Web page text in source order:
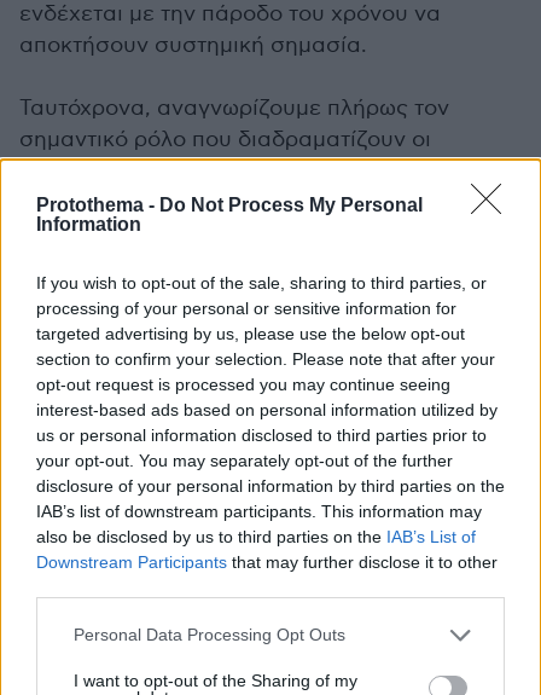
Protothema - Do Not Process My Personal
Information
If you wish to opt-out of the sale, sharing to third parties, or
processing of your personal or sensitive information for
targeted advertising by us, please use the below opt-out
section to confirm your selection. Please note that after your
opt-out request is processed you may continue seeing
interest-based ads based on personal information utilized by
us or personal information disclosed to third parties prior to
your opt-out. You may separately opt-out of the further
disclosure of your personal information by third parties on the
IAB’s list of downstream participants. This information may
also be disclosed by us to third parties on the IAB’s List of
Downstream Participants that may further disclose it to other
Please note that this website/app uses one or more Google
not limited to your visit or usage behaviour. You may click to
Personal Data Processing Opt Outs
I want to opt-out of the Sharing of my
ενδέχεται με την πάροδο του χρόνου να
αποκτήσουν συστημική σημασία.
Ταυτόχρονα, αναγνωρίζουμε πλήρως τον
σημαντικό ρόλο που διαδραματίζουν οι
μελλοντικό πλαίσιο θα πρέπει να βασίζεται σε
μια ουσιαστική σχέση συνεργασίας μεταξύ της
αξιοποιώντας πλήρως την τεχνογνωσία και τις
δυνατότητες που διαθέτει κάθε πλευρά.
Ο κανόνας είναι απλός: η Ευρώπη πρέπει να
ρυθμίζει ό,τι είναι ευρωπαϊκό και οι εθνικές
αρχές να εποπτεύουν ό,τι είναι εθνικό.
Επιτρέψτε μου να ολοκληρώσω με μια
τελευταία σκέψη. Η Ευρώπη δεν δημιούργησε
την Airbus συντονίζοντας 27 εθνικούς
Δημιούργησε την Airbus οικοδομώντας από το
μηδέν ένα πραγματικό ευρωπαϊκό εγχείρημα